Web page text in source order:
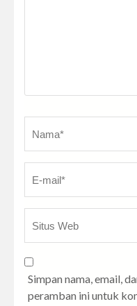
Simpan nama, email,
peramban ini untuk